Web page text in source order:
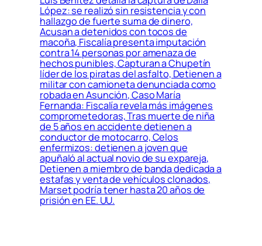
López: se realizó sin resistencia y con
hallazgo de fuerte suma de dinero,
Acusan a detenidos con tocos de
macoña, Fiscalía presenta imputación
contra 14 personas por amenaza de
hechos punibles, Capturan a Chupetín
líder de los piratas del asfalto, Detienen a
militar con camioneta denunciada como
robada en Asunción, Caso María
Fernanda: Fiscalía revela más imágenes
comprometedoras, Tras muerte de niña
de 5 años en accidente detienen a
conductor de motocarro, Celos
enfermizos: detienen a joven que
apuñaló al actual novio de su expareja,
Detienen a miembro de banda dedicada a
estafas y venta de vehículos clonados,
Marset podría tener hasta 20 años de
prisión en EE. UU.